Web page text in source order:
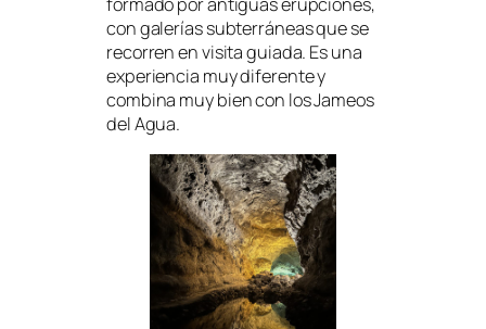
con galerías subterráneas que se
recorren en visita guiada. Es una
experiencia muy diferente y
combina muy bien con los Jameos
del Agua.